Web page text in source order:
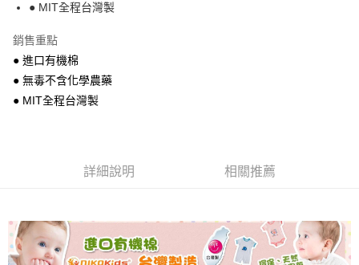
運送方式
全家付款取貨
每筆NT$68，滿NT$699(含以上)免運費
7-11付款取貨
● MIT全程台灣製
銷售重點
● 進口有機棉
● 無毒不含化學農藥
● MIT全程台灣製
詳細說明 相關推薦